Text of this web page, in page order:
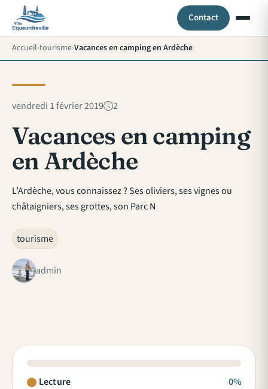
Contact
Accueil tourisme Vacances en camping en Ardèche
vendredi 1 février 2019 2
Vacances en camping
en Ardèche
L’Ardèche, vous connaissez ? Ses oliviers, ses vignes ou
châtaigniers, ses grottes, son Parc N
tourisme
admin
Lecture 0%